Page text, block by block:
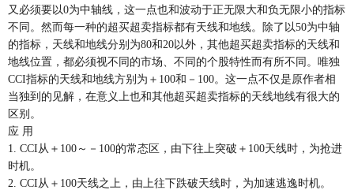
又必须要以0为中轴线，这一点也和波动于正无限大和负无限小的指标
不同。然而每一种的超买超卖指标都有天线和地线。除了以50为中轴
的指标，天线和地线分别为80和20以外，其他超买超卖指标的天线和
地线位置，都必须视不同的市场、不同的个股特性而有所不同。唯独
CCI指标的天线和地线方别为＋100和－100。这一点不仅是原作者相
当独到的见解，在意义上也和其他超买超卖指标的天线地线有很大的
区别。
应 用
1. CCI从＋100～－100的常态区，由下往上突破＋100天线时，为抢进
时机。
2. CCI从＋100天线之上，由上往下跌破天线时，为加速逃逸时机。